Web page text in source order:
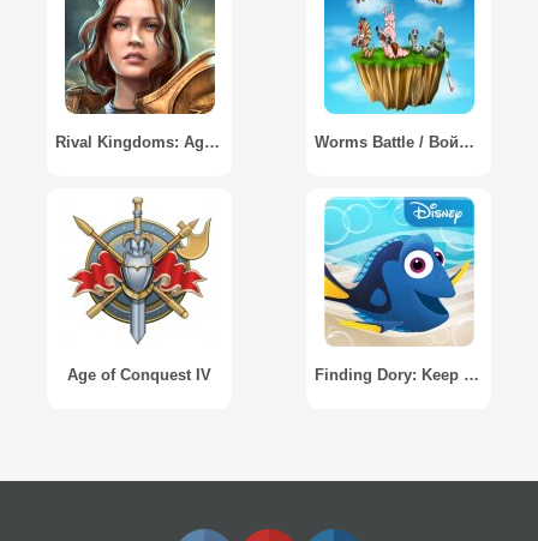
Rival Kingdoms: Age of Ruin / Противостояние Миров Worms Battle / Война Червячков
Age of Conquest IV Finding Dory: Keep Swimming